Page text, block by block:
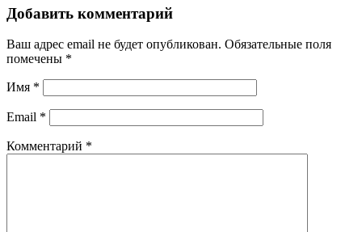
Добавить комментарий
Ваш адрес email не будет опубликован. Обязательные поля
помечены *
Имя *
Email *
Комментарий *